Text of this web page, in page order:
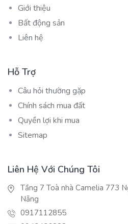
Giới thiệu
Bất động sản
Liên hệ
Hỗ Trợ
Câu hỏi thường gặp
Chính sách mua đất
Quyền lợi khi mua
Sitemap
Liên Hệ Với Chúng Tôi
Tầng 7 Toà nhà Camelia 773
Nẵng
0917112855